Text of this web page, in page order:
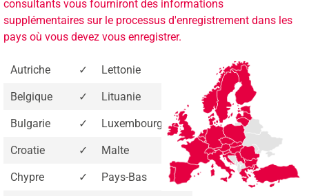
consultants vous fourniront des informations
supplémentaires sur le processus d'enregistrement dans les
pays où vous devez vous enregistrer.
Autriche ✓ Lettonie
Belgique ✓ Lituanie
Bulgarie ✓ Luxembourg ✓
Croatie ✓ Malte ✓
Chypre ✓ Pays-Bas